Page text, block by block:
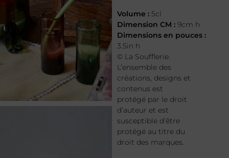
Volume : 5cl
Dimension CM : 9cm h
Dimensions en pouces :
3.5in h
© La Soufflerie.
L’ensemble des
créations, designs et
contenus est
protégé par le droit
d’auteur et est
susceptible d’être
protégé au titre du
droit des marques.